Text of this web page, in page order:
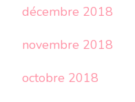
décembre 2018
novembre 2018
octobre 2018